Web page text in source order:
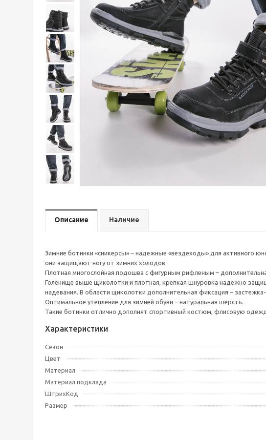
Описание Наличие
Зимние ботинки «сникерсы» – надежные «вездеходы» для активного
они защищают ногу от зимних холодов.
Плотная многослойная подошва с фигурным рифленым –
Голенище выше щиколотки и плотная, крепкая шнуровка надежно
надевания. В области щиколотки дополнительная фиксация – застежка-
Оптимальное утепление для зимней обуви – натуральная шерсть.
Такие ботинки отлично дополнят спортивный костюм, флисовую
Характеристики
Сезон
Цвет
Материал
Материал подклада
ШтрихКод
Размер